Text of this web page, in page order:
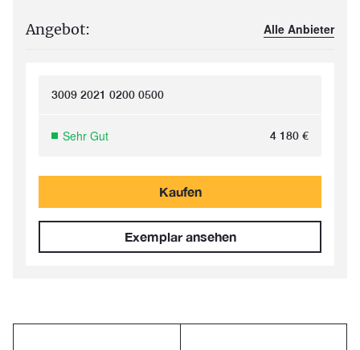
Angebot: Alle Anbieter
3009 2021 0200 0500
Sehr Gut 4 180 €
Kaufen
Exemplar ansehen